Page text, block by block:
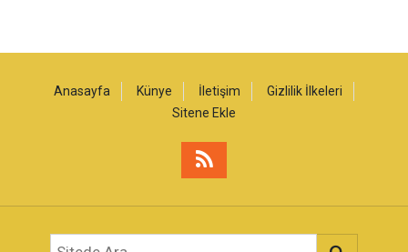
Anasayfa Künye İletişim
Gizlilik İlkeleri
Sitene Ekle